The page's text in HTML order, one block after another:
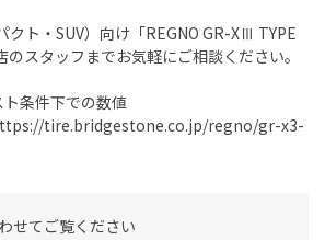
クト・SUV）向け「REGNO GR-XⅢ TYPE
スタッフまでお気軽にご相談ください。
条件下での数値
tire.bridgestone.co.jp/regno/gr-x3-
せてご覧ください